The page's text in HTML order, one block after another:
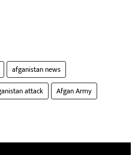
afganistan news
attack Afgan Army